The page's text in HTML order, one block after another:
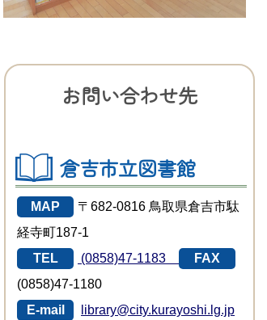
お問い合わせ先
倉吉市立図書館
MAP
〒682-0816 鳥取県倉吉市駄
経寺町187-1
TEL
(0858)47-1183
FAX
(0858)47-1180
E-mail
library@city.kurayoshi.lg.jp